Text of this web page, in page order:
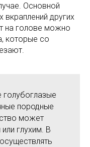
Основной
вкраплений других
на голове можно
которые со
голубоглазые
породные
может
глухим. В